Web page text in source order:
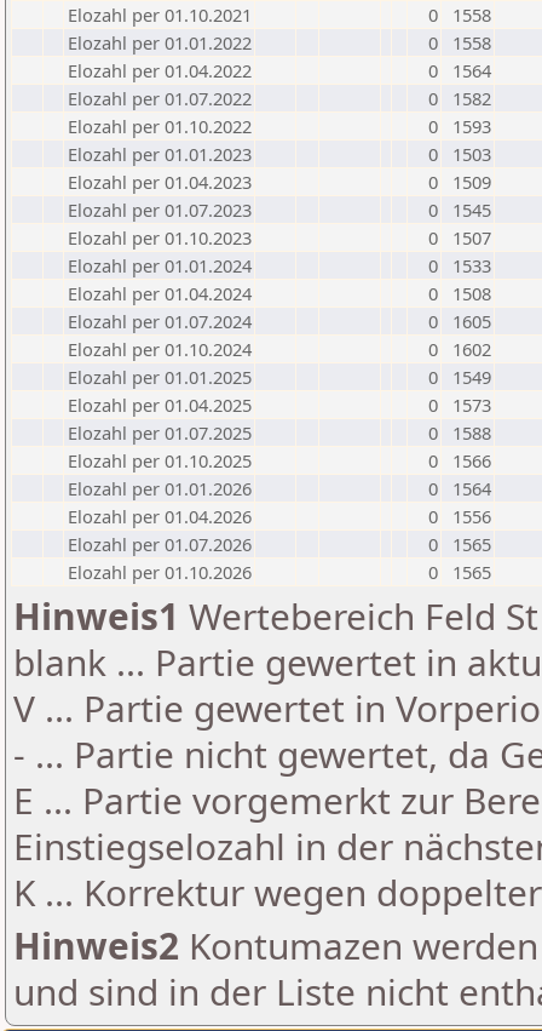
Elozahl per 01.10.2021
0
1558
Elozahl per 01.01.2022
0
1558
Elozahl per 01.04.2022
0
1564
Elozahl per 01.07.2022
0
1582
Elozahl per 01.10.2022
0
1593
Elozahl per 01.01.2023
0
1503
Elozahl per 01.04.2023
0
1509
Elozahl per 01.07.2023
0
1545
Elozahl per 01.10.2023
0
1507
Elozahl per 01.01.2024
0
1533
Elozahl per 01.04.2024
0
1508
Elozahl per 01.07.2024
0
1605
Elozahl per 01.10.2024
0
1602
Elozahl per 01.01.2025
0
1549
Elozahl per 01.04.2025
0
1573
Elozahl per 01.07.2025
0
1588
Elozahl per 01.10.2025
0
1566
Elozahl per 01.01.2026
0
1564
Elozahl per 01.04.2026
0
1556
Elozahl per 01.07.2026
0
1565
Elozahl per 01.10.2026
0 1565
Hinweis1 Wertebereich Feld
blank ... Partie gewertet in
V ... Partie gewertet in
- ... Partie nicht gewertet, da
E ... Partie vorgemerkt zur
Einstiegselozahl in der
K ... Korrektur wegen
Hinweis2 Kontumazen
und sind in der Liste nicht